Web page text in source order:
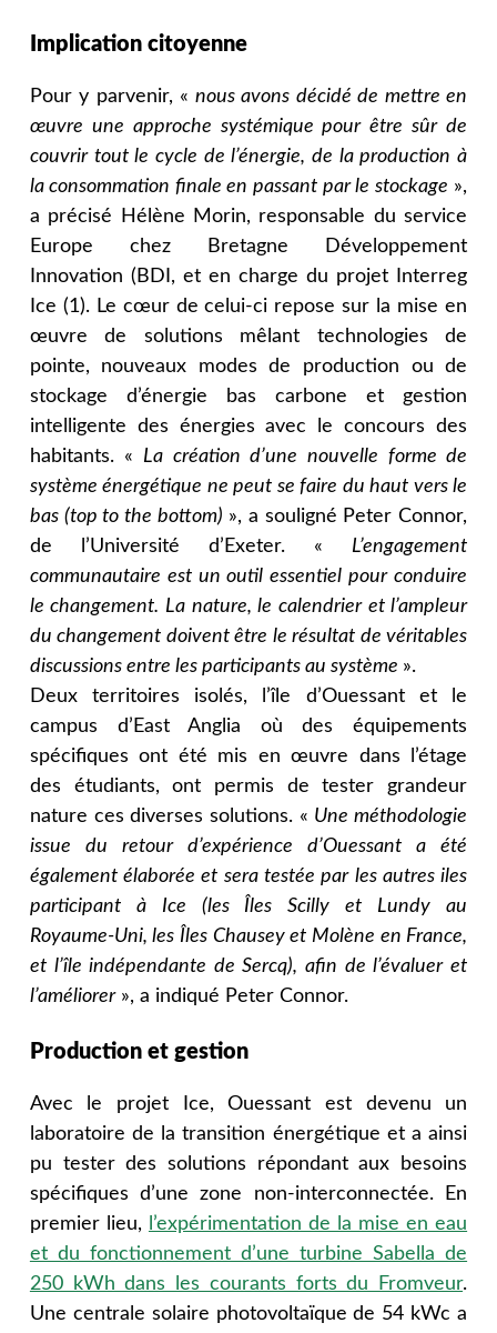
Implication citoyenne
Pour y parvenir, « nous avons décidé de mettre en
œuvre une approche systémique pour être sûr de
couvrir tout le cycle de l’énergie, de la production à
la consommation finale en passant par le stockage »,
a précisé Hélène Morin, responsable du service
Europe chez Bretagne Développement
Innovation (BDI, et en charge du projet Interreg
Ice (1). Le cœur de celui-ci repose sur la mise en
œuvre de solutions mêlant technologies de
pointe, nouveaux modes de production ou de
stockage d’énergie bas carbone et gestion
intelligente des énergies avec le concours des
habitants. « La création d’une nouvelle forme de
système énergétique ne peut se faire du haut vers le
bas (top to the bottom) », a souligné Peter Connor,
de l’Université d’Exeter. « L’engagement
communautaire est un outil essentiel pour conduire
le changement. La nature, le calendrier et l’ampleur
du changement doivent être le résultat de véritables
discussions entre les participants au système ».
Deux territoires isolés, l’île d’Ouessant et le
campus d’East Anglia où des équipements
spécifiques ont été mis en œuvre dans l’étage
des étudiants, ont permis de tester grandeur
nature ces diverses solutions. « Une méthodologie
issue du retour d’expérience d’Ouessant a été
également élaborée et sera testée par les autres iles
participant à Ice (les Îles Scilly et Lundy au
Royaume-Uni, les Îles Chausey et Molène en France,
et l’île indépendante de Sercq), afin de l’évaluer et
l’améliorer», a indiqué Peter Connor.
Production et gestion
Avec le projet Ice, Ouessant est devenu un
laboratoire de la transition énergétique et a ainsi
pu tester des solutions répondant aux besoins
spécifiques d’une zone non-interconnectée. En
premier lieu,
l’expérimentation de la mise en eau
et du fonctionnement d’une turbine Sabella de
250 kWh dans les courants forts du Fromveur.
Une centrale solaire photovoltaïque de 54 kWc a